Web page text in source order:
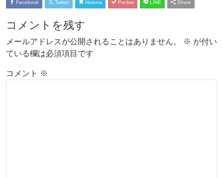
Facebook Twitter Hatena Pocket LINE Share
コメントを残す
メールアドレスが公開されることはありません。 ※ が付い
ている欄は必須項目です
コメント ※